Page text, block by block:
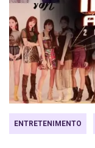
ENTRETENIMENTO